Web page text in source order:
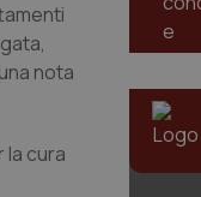
nota
la cura